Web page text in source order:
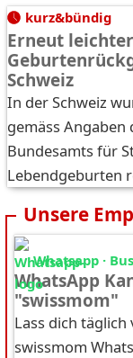
kurz&bündig
Erneut leichter
Schweiz
In der Schweiz
gemäss Angaben
Bundesamts für
Lebendgeburten
Unsere
Whatsapp ·
WhatsApp
"swissmom"
Lass dich täglich
swissmom